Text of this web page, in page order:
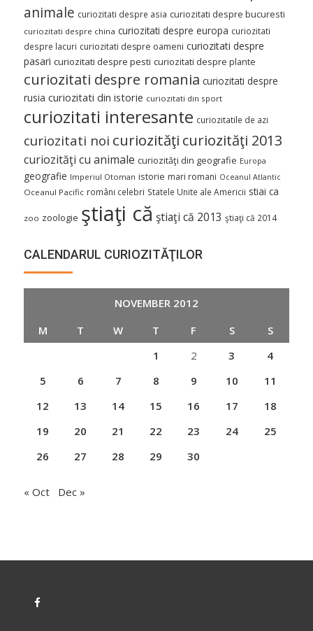
animale curiozitati despre asia curiozitati despre bucuresti
curiozitati despre china curiozitati despre europa curiozitati
despre lacuri curiozitati despre oameni curiozitati despre
pasari curiozitati despre pesti curiozitati despre plante
curiozitati despre romania curiozitati despre
rusia curiozitati din istorie curiozitati din sport
curiozitati interesante curiozitatile de azi
curiozitati noi curiozităţi curiozităţi 2013
curiozităţi cu animale curiozităţi din geografie Europa
geografie Imperiul Otoman istorie mari romani Oceanul Atlantic
Oceanul Pacific români celebri Statele Unite ale Americii stiai ca
zoo zoologie ştiaţi că ştiaţi că 2013 ştiaţi că 2014
CALENDARUL CURIOZITĂŢILOR
NOVEMBER 2012
M
T W T F S
S
1
2 3
4
5
6 7 8 9 10
11
12
13 14 15 16 17
18
19
20 21 22 23 24
25
26
27 28 29 30
« Oct Dec »